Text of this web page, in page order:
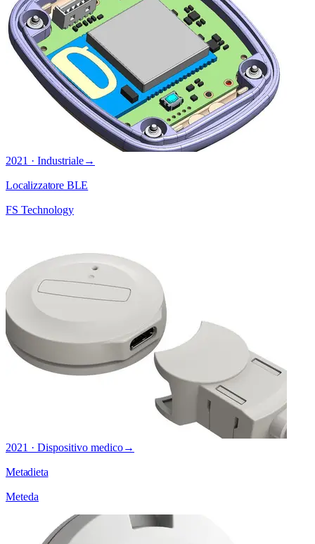
2021 · Industriale→
Localizzatore BLE
FS Technology
2021 · Dispositivo medico→
Metadieta
Meteda